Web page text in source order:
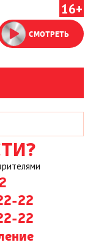
16+
СМОТРЕТЬ
22
22